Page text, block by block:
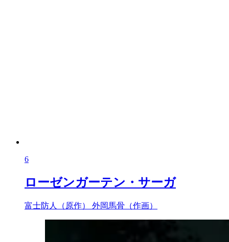
6
ローゼンガーテン・サーガ
富士防人（原作） 外岡馬骨（作画）